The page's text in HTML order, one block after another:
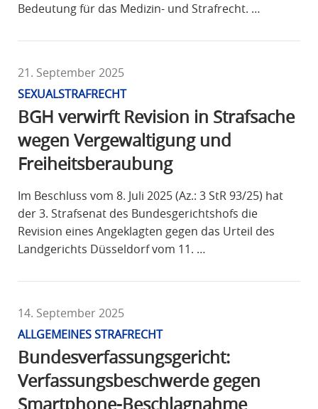
Bedeutung für das Medizin- und Strafrecht. …
21. September 2025
SEXUALSTRAFRECHT
BGH verwirft Revision in Strafsache
wegen Vergewaltigung und
Freiheitsberaubung
Im Beschluss vom 8. Juli 2025 (Az.: 3 StR 93/25) hat
der 3. Strafsenat des Bundesgerichtshofs die
Revision eines Angeklagten gegen das Urteil des
Landgerichts Düsseldorf vom 11. …
14. September 2025
ALLGEMEINES STRAFRECHT
Bundesverfassungsgericht:
Verfassungsbeschwerde gegen
Smartphone-Beschlagnahme